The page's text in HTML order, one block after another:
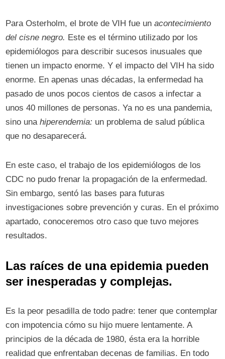
Para Osterholm, el brote de VIH fue unacontecimiento
del cisne negro. Este es el término utilizado por los
epidemiólogos para describir sucesos inusuales que
tienen un impacto enorme. Y el impacto del VIH ha sido
enorme. En apenas unas décadas, la enfermedad ha
pasado de unos pocos cientos de casos a infectar a
unos 40 millones de personas. Ya no es una pandemia,
sino unahiperendemia: un problema de salud pública
que no desaparecerá.
En este caso, el trabajo de los epidemiólogos de los
CDC no pudo frenar la propagación de la enfermedad.
Sin embargo, sentó las bases para futuras
investigaciones sobre prevención y curas. En el próximo
apartado, conoceremos otro caso que tuvo mejores
resultados.
Las raíces de una epidemia pueden
ser inesperadas y complejas.
Es la peor pesadilla de todo padre: tener que contemplar
con impotencia cómo su hijo muere lentamente. A
principios de la década de 1980, ésta era la horrible
realidad que enfrentaban decenas de familias. En todo